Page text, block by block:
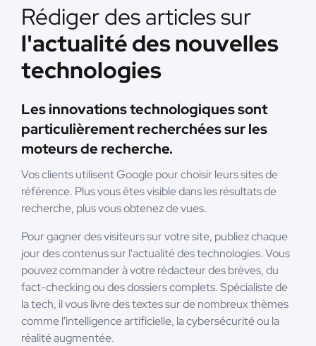
Rédiger des articles sur
l'actualité des nouvelles
technologies
Les innovations technologiques sont
particulièrement recherchées sur les
moteurs de recherche.
Vos clients utilisent Google pour choisir leurs sites de
référence. Plus vous êtes visible dans les résultats de
recherche, plus vous obtenez de vues.
Pour gagner des visiteurs sur votre site, publiez chaque
jour des contenus sur l'actualité des technologies. Vous
pouvez commander à votre rédacteur des brèves, du
fact-checking ou des dossiers complets. Spécialiste de
la tech, il vous livre des textes sur de nombreux thèmes
comme l'intelligence artificielle, la cybersécurité ou la
réalité augmentée.